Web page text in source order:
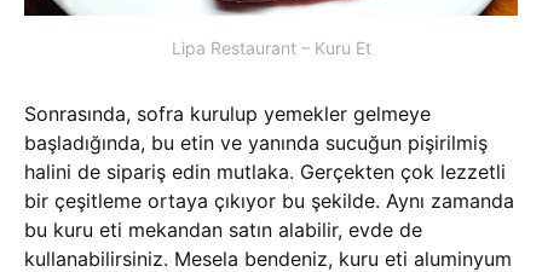
Lipa Restaurant – Kuru Et
Sonrasında, sofra kurulup yemekler gelmeye
başladığında, bu etin ve yanında sucuğun pişirilmiş
halini de sipariş edin mutlaka. Gerçekten çok lezzetli
bir çeşitleme ortaya çıkıyor bu şekilde. Aynı zamanda
bu kuru eti mekandan satın alabilir, evde de
kullanabilirsiniz. Mesela bendeniz, kuru eti aluminyum